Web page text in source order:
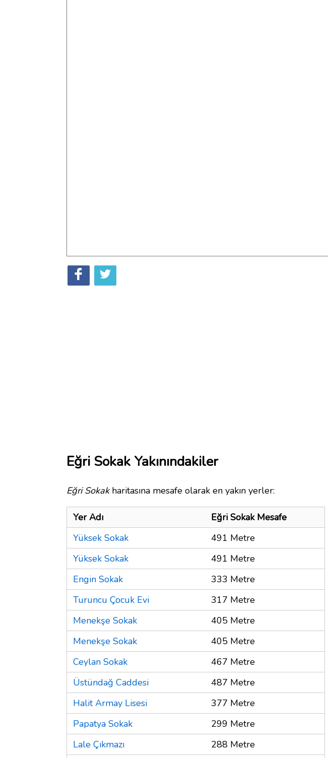
Eğri Sokak Yakınındakiler
Eğri Sokakharitasına mesafe olarak en yakın yerler:
Yer Adı
Eğri Sokak Mesafe
Yüksek Sokak
491 Metre
Yüksek Sokak
491 Metre
Engin Sokak
333 Metre
Turuncu Çocuk Evi
317 Metre
Menekşe Sokak
405 Metre
Menekşe Sokak
405 Metre
Ceylan Sokak
467 Metre
Üstündağ Caddesi
487 Metre
Halit Armay Lisesi
377 Metre
Papatya Sokak
299 Metre
Lale Çıkmazı
288 Metre